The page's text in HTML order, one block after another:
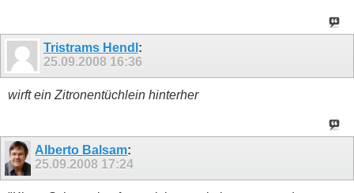
Tristrams Hendl :
25.09.2008 16:36
wirft ein Zitronentüchlein hinterher
Alberto Balsam:
25.09.2008 17:24